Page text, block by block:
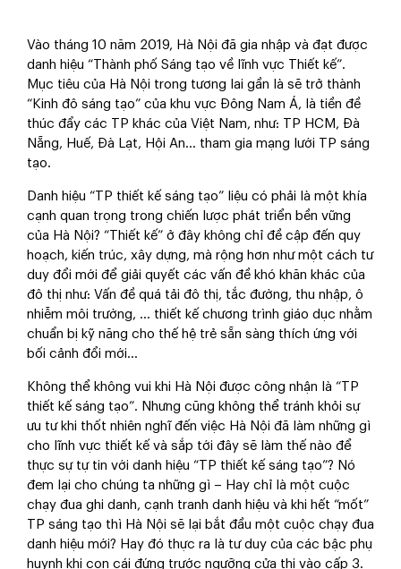
Vào tháng 10 năm 2019, Hà Nội đã gia nhập và đạt được
danh hiệu “Thành phố Sáng tạo về lĩnh vực Thiết kế”.
Mục tiêu của Hà Nội trong tương lai gần là sẽ trở thành
“Kinh đô sáng tạo” của khu vực Đông Nam Á, là tiền đề
thúc đẩy các TP khác của Việt Nam, như: TP HCM, Đà
Nẵng, Huế, Đà Lạt, Hội An… tham gia mạng lưới TP sáng
tạo.
Danh hiệu “TP thiết kế sáng tạo” liệu có phải là một khía
cạnh quan trọng trong chiến lược phát triển bền vững
của Hà Nội? “Thiết kế” ở đây không chỉ đề cập đến quy
hoạch, kiến trúc, xây dựng, mà rộng hơn như một cách tư
duy đổi mới để giải quyết các vấn đề khó khăn khác của
đô thị như: Vấn đề quá tải đô thị, tắc đường, thu nhập, ô
nhiễm môi trường, … thiết kế chương trình giáo dục nhằm
chuẩn bị kỹ năng cho thế hệ trẻ sẵn sàng thích ứng với
bối cảnh đổi mới…
Không thể không vui khi Hà Nội được công nhận là “TP
thiết kế sáng tạo”. Nhưng cũng không thể tránh khỏi sự
ưu tư khi thốt nhiên nghĩ đến việc Hà Nội đã làm những gì
cho lĩnh vực thiết kế và sắp tới đây sẽ làm thế nào để
thực sự tự tin với danh hiệu “TP thiết kế sáng tạo”? Nó
đem lại cho chúng ta những gì – Hay chỉ là một cuộc
chạy đua ghi danh, cạnh tranh danh hiệu và khi hết “mốt”
TP sáng tạo thì Hà Nội sẽ lại bắt đầu một cuộc chạy đua
danh hiệu mới? Hay đó thực ra là tư duy của các bậc phụ
huynh khi con cái đứng trước ngưỡng cửa thi vào cấp 3.